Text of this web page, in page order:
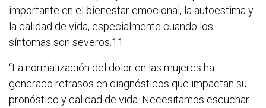
importante en el bienestar emocional, la autoestima y
la calidad de vida, especialmente cuando los
síntomas son severos.11
“La normalización del dolor en las mujeres ha
generado retrasos en diagnósticos que impactan su
pronóstico y calidad de vida. Necesitamos escuchar